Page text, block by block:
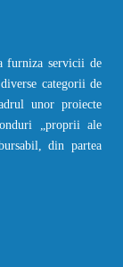
furniza servicii de
categorii de
unor proiecte
„proprii ale
din partea